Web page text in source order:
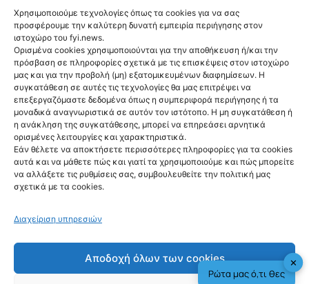
Χρησιμοποιούμε τεχνολογίες όπως τα cookies για να σας
προσφέρουμε την καλύτερη δυνατή εμπειρία περιήγησης στον
ιστοχώρο του fyi.news.
Ορισμένα cookies χρησιμοποιούνται για την αποθήκευση ή/και την
πρόσβαση σε πληροφορίες σχετικά με τις επισκέψεις στον ιστοχώρο
μας και για την προβολή (μη) εξατομικευμένων διαφημίσεων. Η
συγκατάθεση σε αυτές τις τεχνολογίες θα μας επιτρέψει να
επεξεργαζόμαστε δεδομένα όπως η συμπεριφορά περιήγησης ή τα
μοναδικά αναγνωριστικά σε αυτόν τον ιστότοπο. Η μη συγκατάθεση ή
η ανάκληση της συγκατάθεσης, μπορεί να επηρεάσει αρνητικά
ορισμένες λειτουργίες και χαρακτηριστικά.
Εάν θέλετε να αποκτήσετε περισσότερες πληροφορίες για τα cookies
αυτά και να μάθετε πώς και γιατί τα χρησιμοποιούμε και πώς μπορείτε
να αλλάξετε τις ρυθμίσεις σας, συμβουλευθείτε την πολιτική μας
σχετικά με τα cookies.
Διαχείριση υπηρεσιών
Αποδοχή όλων των cookies
Ακολούθησέ μας
Newsletter
✕
Ρώτα μας ό,τι θες